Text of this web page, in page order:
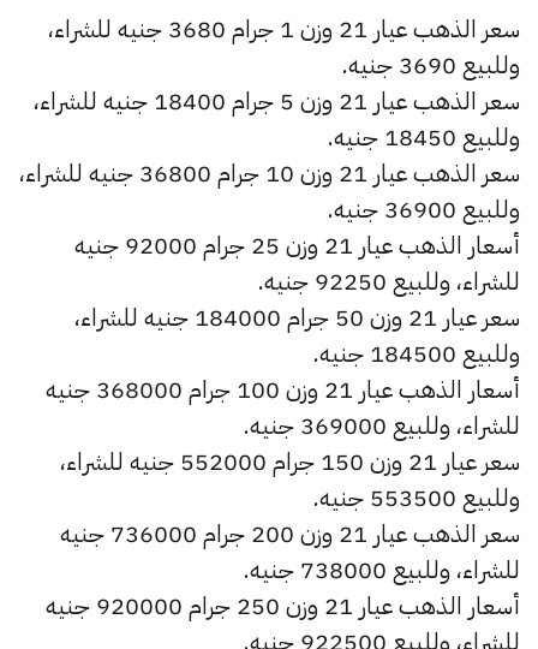
سعر الذهب عيار 21 وزن 1 جرام 3680 جنيه للشراء،
وللبيع 3690 جنيه.
سعر الذهب عيار 21 وزن 5 جرام 18400 جنيه للشراء،
وللبيع 18450 جنيه.
سعر الذهب عيار 21 وزن 10 جرام 36800 جنيه للشراء،
وللبيع 36900 جنيه.
أسعار الذهب عيار 21 وزن 25 جرام 92000 جنيه
للشراء، وللبيع 92250 جنيه.
سعر عيار 21 وزن 50 جرام 184000 جنيه للشراء،
وللبيع 184500 جنيه.
أسعار الذهب عيار 21 وزن 100 جرام 368000 جنيه
للشراء، وللبيع 369000 جنيه.
سعر عيار 21 وزن 150 جرام 552000 جنيه للشراء،
وللبيع 553500 جنيه.
سعر الذهب عيار 21 وزن 200 جرام 736000 جنيه
للشراء، وللبيع 738000 جنيه.
أسعار الذهب عيار 21 وزن 250 جرام 920000 جنيه
للشراء، وللبيع 922500 جنيه.